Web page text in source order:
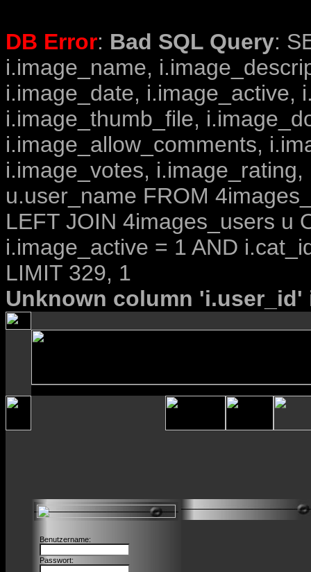
DB Error: Bad SQL Query:
i.image_name,
i.image_date, i.image_active,
i.image_thumb_file,
i.image_allow_comments,
i.image_votes,
u.user_name FROM
LEFT JOIN 4images_users u
i.image_active = 1 AND
LIMIT 329, 1
Unknown column
Benutzername:
Passwort: